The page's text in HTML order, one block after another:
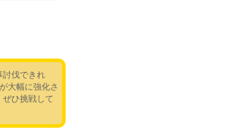
討伐できれ
大幅に強化さ
ひ挑戦して